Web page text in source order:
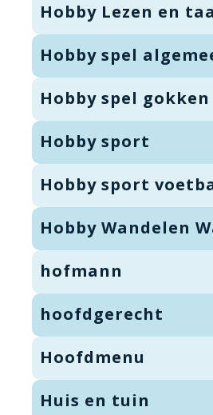
Hobby Lezen en
Hobby spel
Hobby spel gokken
Hobby sport
Hobby sport
Hobby Wandelen
hofmann
hoofdgerecht
Hoofdmenu
Huis en tuin